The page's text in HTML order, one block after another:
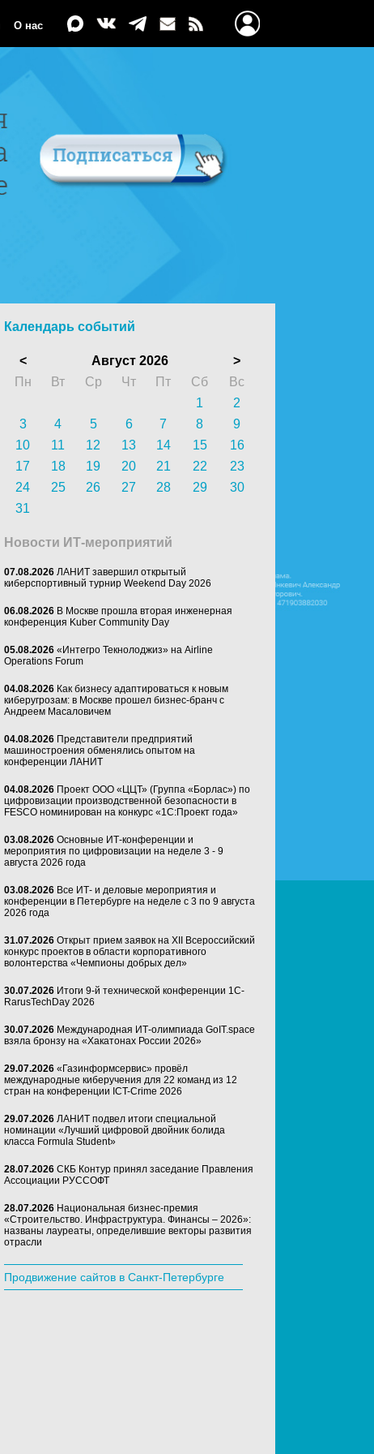
О нас
Календарь событий
< Август 2026
>
Пн
Вт Ср Чт Пт Сб
Вс
1
2
3
4 5 6 7 8
9
10
11 12 13 14 15
16
17
18 19 20 21 22
23
24
25 26 27 28 29
30
31
Новости ИТ-мероприятий
07.08.2026 ЛАНИТ завершил открытый
киберспортивный турнир Weekend Day 2026
06.08.2026 В Москве прошла вторая инженерная
конференция Kuber Community Day
05.08.2026 «Интегро Текнолоджиз» на Airline
Operations Forum
04.08.2026 Как бизнесу адаптироваться к новым
киберугрозам: в Москве прошел бизнес-бранч с
Андреем Масаловичем
04.08.2026 Представители предприятий
машиностроения обменялись опытом на
конференции ЛАНИТ
04.08.2026 Проект ООО «ЦЦТ» (Группа «Борлас») по
цифровизации производственной безопасности в
FESCO номинирован на конкурс «1С:Проект года»
03.08.2026 Основные ИТ-конференции и
мероприятия по цифровизации на неделе 3 - 9
августа 2026 года
03.08.2026 Все ИТ- и деловые мероприятия и
конференции в Петербурге на неделе с 3 по 9 августа
2026 года
31.07.2026 Открыт прием заявок на XII Всероссийский
конкурс проектов в области корпоративного
волонтерства «Чемпионы добрых дел»
30.07.2026 Итоги 9-й технической конференции 1C-
RarusTechDay 2026
30.07.2026 Международная ИТ-олимпиада GoIT.space
взяла бронзу на «Хакатонах России 2026»
29.07.2026 «Газинформсервис» провёл
международные киберучения для 22 команд из 12
стран на конференции ICT-Crime 2026
29.07.2026 ЛАНИТ подвел итоги специальной
номинации «Лучший цифровой двойник болида
класса Formula Student»
28.07.2026 СКБ Контур принял заседание Правления
Ассоциации РУССОФТ
28.07.2026 Национальная бизнес-премия
«Строительство. Инфраструктура. Финансы – 2026»:
названы лауреаты, определившие векторы развития
отрасли
Продвижение сайтов в Санкт-Петербурге